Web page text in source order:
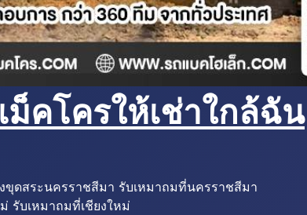
ม็คโครให้เช่าใกล้ฉัน
ขุดสระนครราชสีมา รับเหมาถมที่นครราชสีมา
รับเหมาถมที่เชียงใหม่